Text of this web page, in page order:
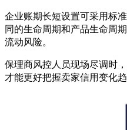
企业账期长短设置可采用标
同的生命周期和产品生命周
流动风险。
保理商风控人员现场尽调时
才能更好把握卖家信用变化